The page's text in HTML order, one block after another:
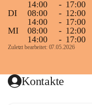
14:00
- 17:00
DI
08:00 - 12:00
14:00
- 17:00
MI
08:00 - 12:00
14:00
- 17:00
Zuletzt bearbeitet: 07.05.2026
Kontakte